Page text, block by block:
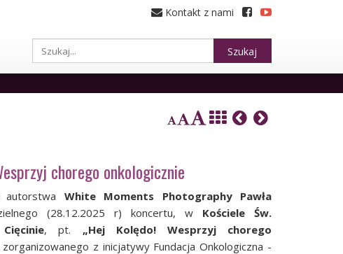
Kontakt z nami
Szukaj
chorego onkologicznie
autorstwa White Moments PhotographyPawła
ego (28.12.2025 r) koncertu, w Kościele Św.
, pt. „Hej Kolędo! Wesprzyj chorego
zorganizowanego z inicjatywy Fundacja Onkologiczna -